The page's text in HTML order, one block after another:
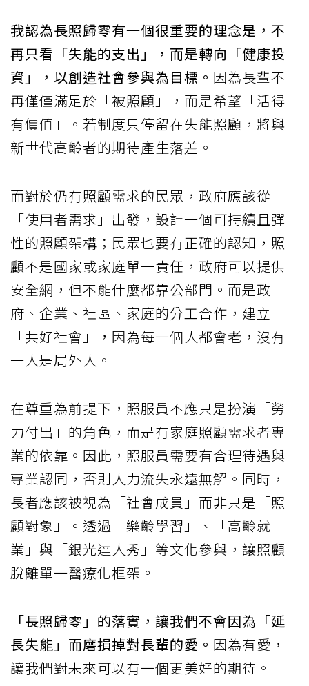
我認為長照歸零有一個很重要的理念是，不
再只看「失能的支出」，而是轉向「健康投
資」，以創造社會參與為目標。 因為長輩不
再僅僅滿足於「被照顧」，而是希望「活得
有價值」。若制度只停留在失能照顧，將與
新世代高齡者的期待產生落差。
而對於仍有照顧需求的民眾，政府應該從
「使用者需求」出發，設計一個可持續且彈
性的照顧架構；民眾也要有正確的認知，照
顧不是國家或家庭單一責任，政府可以提供
安全網，但不能什麼都靠公部門。而是政
府、企業、社區、家庭的分工合作，建立
「共好社會」，因為每一個人都會老，沒有
一人是局外人。
在尊重為前提下，照服員不應只是扮演「勞
力付出」的角色，而是有家庭照顧需求者專
業的依靠。因此，照服員需要有合理待遇與
專業認同，否則人力流失永遠無解。同時，
長者應該被視為「社會成員」而非只是「照
顧對象」。透過「樂齡學習」、「高齡就
業」與「銀光達人秀」等文化參與，讓照顧
脫離單一醫療化框架。
「長照歸零」的落實，讓我們不會因為「延
長失能」而磨損掉對長輩的愛。 因為有愛，
讓我們對未來可以有一個更美好的期待。